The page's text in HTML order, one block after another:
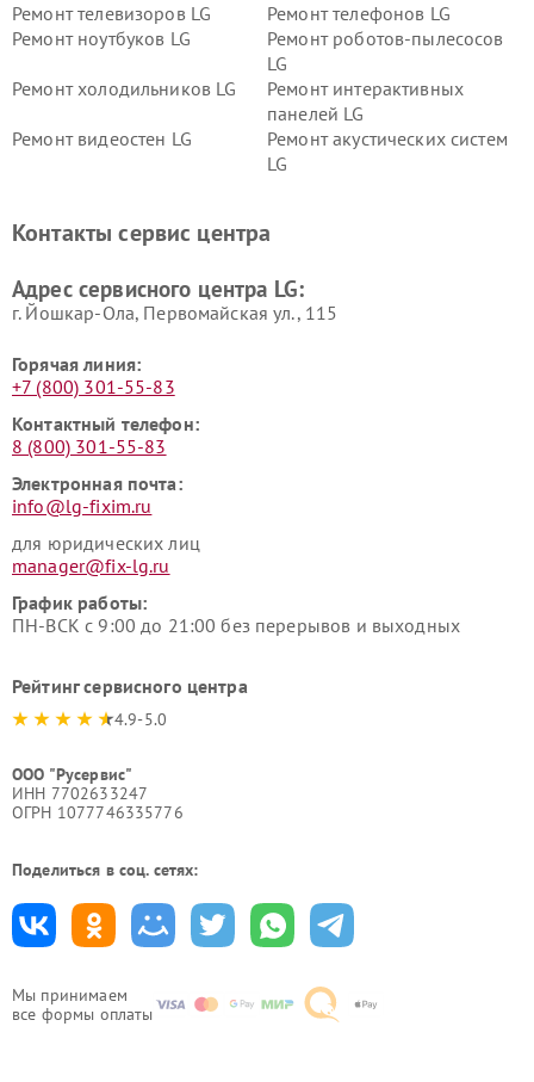
Мы принимаем
все формы оплаты
Ремонт телевизоров LG
Ремонт телефонов LG
Ремонт ноутбуков LG
Ремонт роботов-пылесосов
LG
Ремонт холодильников LG
Ремонт интерактивных
панелей LG
Ремонт видеостен LG
Ремонт акустических систем
LG
Ремонт морозильных камер
Ремонт вертикальных
Контакты сервис центра
Адрес сервисного центра LG:
г. Йошкар-Ола, Первомайская ул., 115
Горячая линия:
+7 (800) 301-55-83
Контактный телефон:
8 (800) 301-55-83
Электронная почта:
info@lg-fixim.ru
для юридических лиц
manager@fix-lg.ru
График работы:
ПН-ВСК с 9:00 до 21:00 без перерывов и выходных
Рейтинг сервисного центра
4.9-5.0
ООО "Русервис"
ИНН 7702633247
ОГРН 1077746335776
Поделиться в соц. сетях: